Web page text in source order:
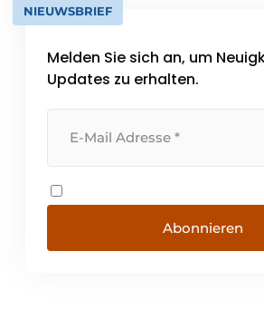
mit einem hohen Serviceniveau.
NIEUWSBRIEF
Melden Sie sich an, um
Updates zu erhalten.
Abonnieren